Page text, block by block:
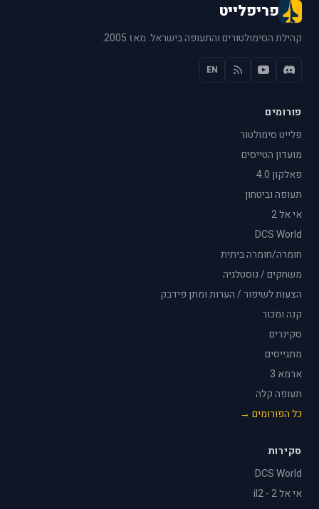
פריפלייט
קהילת הסימולטורים והתעופה בישראל. מאז 2005.
EN
פורומים
פלייט סימולטור
מועדון הטייסים
פאלקון 4.0
תעופה וביטחון
אי אל 2
DCS World
חומרה/חומרה ביתית
משחקים / נוסטלגיה
הצעות לשיפור / הערות ומתן פידבק
קנה ומכור
סקינרים
מתגייסים
ארמא 3
תעופה קלה
כל הפורומים →
סקירות
DCS World
אי אל 2 - il2